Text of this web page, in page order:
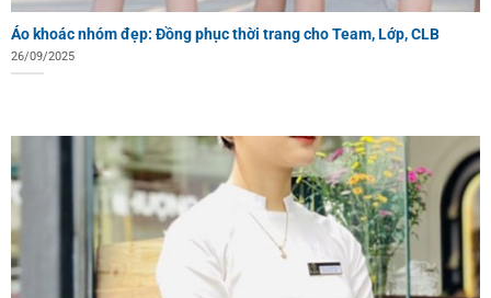
Áo khoác nhóm đẹp: Đồng phục thời trang cho Team, Lớp, CLB
26/09/2025